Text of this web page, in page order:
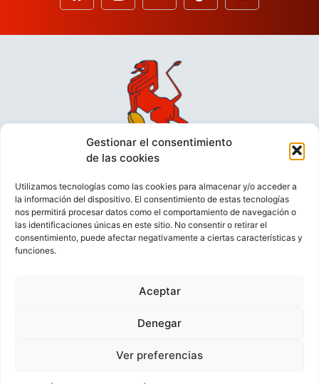
Gestionar el consentimiento
de las cookies
Utilizamos tecnologías como las cookies para almacenar y/o acceder a
la información del dispositivo. El consentimiento de estas tecnologías
nos permitirá procesar datos como el comportamiento de navegación o
las identificaciones únicas en este sitio. No consentir o retirar el
consentimiento, puede afectar negativamente a ciertas características y
funciones.
Aceptar
Denegar
Ver preferencias
VIDEOCONFERENCIAS
POLÍTICA DE PRIVACIDAD
CONTACTO
© FEDERACIÓN ESPAÑOLA DE RUGBY 2023.